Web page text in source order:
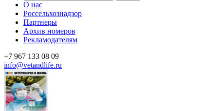
О нас
Россельхознадзор
Партнеры
Архив номеров
Рекламодателям
+7 967 133 08 09
info@vetandlife.ru